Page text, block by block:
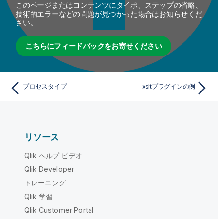
このページまたはコンテンツにタイポ、ステップの省略、
技術的エラーなどの問題が見つかった場合はお知らせくだ
さい。
こちらにフィードバックをお寄せください
プロセスタイプ xsltプラグインの例
リソース
Qlik ヘルプ ビデオ
Qlik Developer
トレーニング
Qlik 学習
Qlik Customer Portal